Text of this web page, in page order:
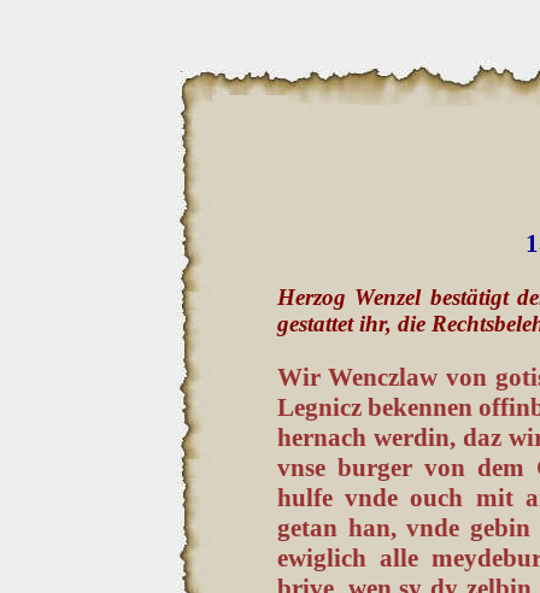
Herzog Wenzel bestätigt
gestattet ihr, die
Wir Wenczlaw von
Legnicz bekennen
hernach werdin, daz
vnse burger von dem
hulfe vnde ouch mit
getan han, vnde
ewiglich alle